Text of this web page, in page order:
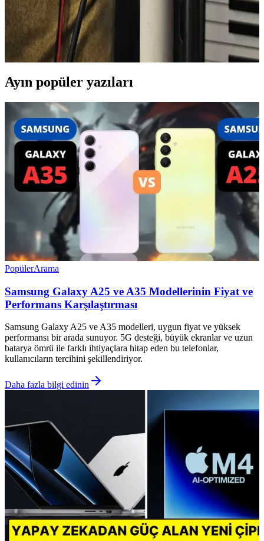
Evde düşük maliyetli malzemelerle refleks oyunu tasarlamak,
elektronik ve mekanik bilgi birikimini pratiğe dökmek için etkili bir
yöntemdir. Tasarım, işleyiş ve geliştirme süreçleri detaylıca ele
alınmıştır.
Ayın popüler yazıları
PopülerArama
Samsung Galaxy A25 ve A35 Modellerinin Fiyat ve
Performans Karşılaştırması
Samsung Galaxy A25 ve A35 modelleri, uygun fiyat ve yüksek
performansı bir arada sunuyor. 5G desteği, büyük ekranlar ve uzun
batarya ömrü ile farklı ihtiyaçlara hitap eden bu telefonlar,
kullanıcıların tercihini şekillendiriyor.
Daha fazla bilgi edinin